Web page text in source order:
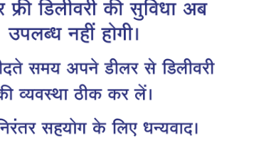
Tata Tiscon GFX
Ultima
Tata Tiscon 550SD are
highly accurate and
possess uniform ridges,